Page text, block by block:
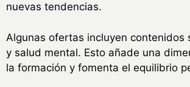
nuevas tendencias.
Algunas ofertas incluyen contenidos
y salud mental. Esto añade una
la formación y fomenta el equilibrio